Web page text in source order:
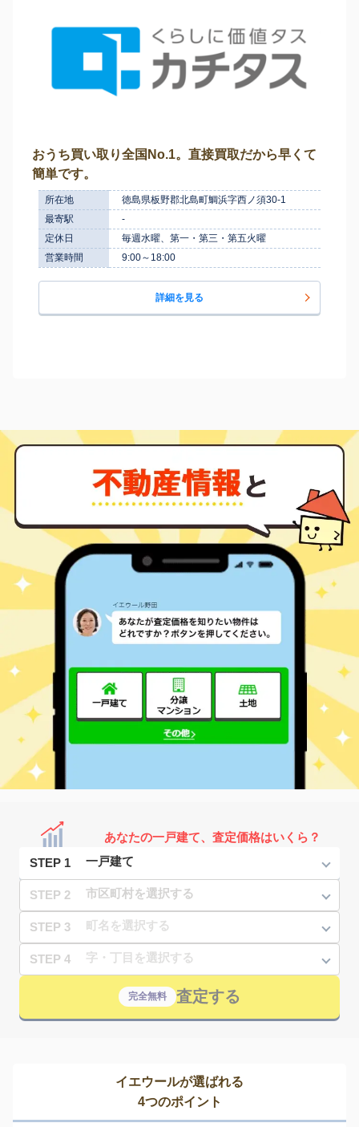
おうち買い取り全国No.1。直接買取だから早くて
簡単です。
所在地
徳島県板野郡北島町鯛浜字西ノ須30-1
最寄駅
-
定休日
毎週水曜、第一・第三・第五火曜
営業時間
9:00～18:00
詳細を見る
あなたの一戸建て、査定価格はいくら？
STEP 1
STEP 2
STEP 3
STEP 4
完全無料 査定する
イエウールが選ばれる
4つのポイント